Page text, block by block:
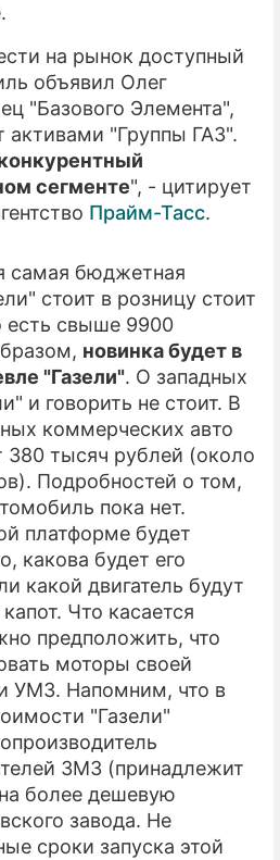
ИГРЫ
ПРЕСС-РЕЛИЗЫ
О ПРОЕКТЕ
на рынок доступный
объявил Олег
"Базового Элемента",
активами "Группы ГАЗ".
сегменте", - цитирует
Прайм-Тасс.
самая бюджетная
стоит в розницу стоит
есть свыше 9900
новинка будет в
"Газели". О западных
и говорить не стоит. В
коммерческих авто
380 тысяч рублей (около
Подробностей о том,
пока нет.
платформе будет
какова будет его
какой двигатель будут
Что касается
предположить, что
моторы своей
УМЗ. Напомним, что в
"Газели"
ЗМЗ (принадлежит
более дешевую
завода. Не
сроки запуска этой